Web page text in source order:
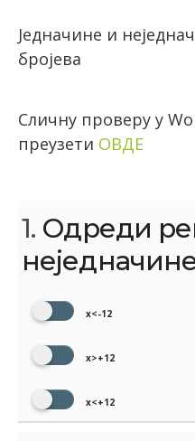
Једначине и
бројева
Сличну проверу у
преузети ОВДЕ
1. Одреди
x<-12
x>+12
x<+12